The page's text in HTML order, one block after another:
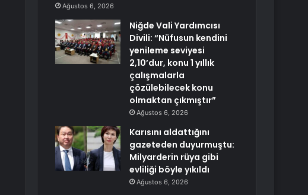
Ağustos 6, 2026
Niğde Vali Yardımcısı
Divili: “Nüfusun kendini
yenileme seviyesi
2,10’dur, konu 1 yıllık
çalışmalarla
çözülebilecek konu
olmaktan çıkmıştır”
Ağustos 6, 2026
Karısını aldattığını
gazeteden duyurmuştu:
Milyarderin rüya gibi
evliliği böyle yıkıldı
Ağustos 6, 2026